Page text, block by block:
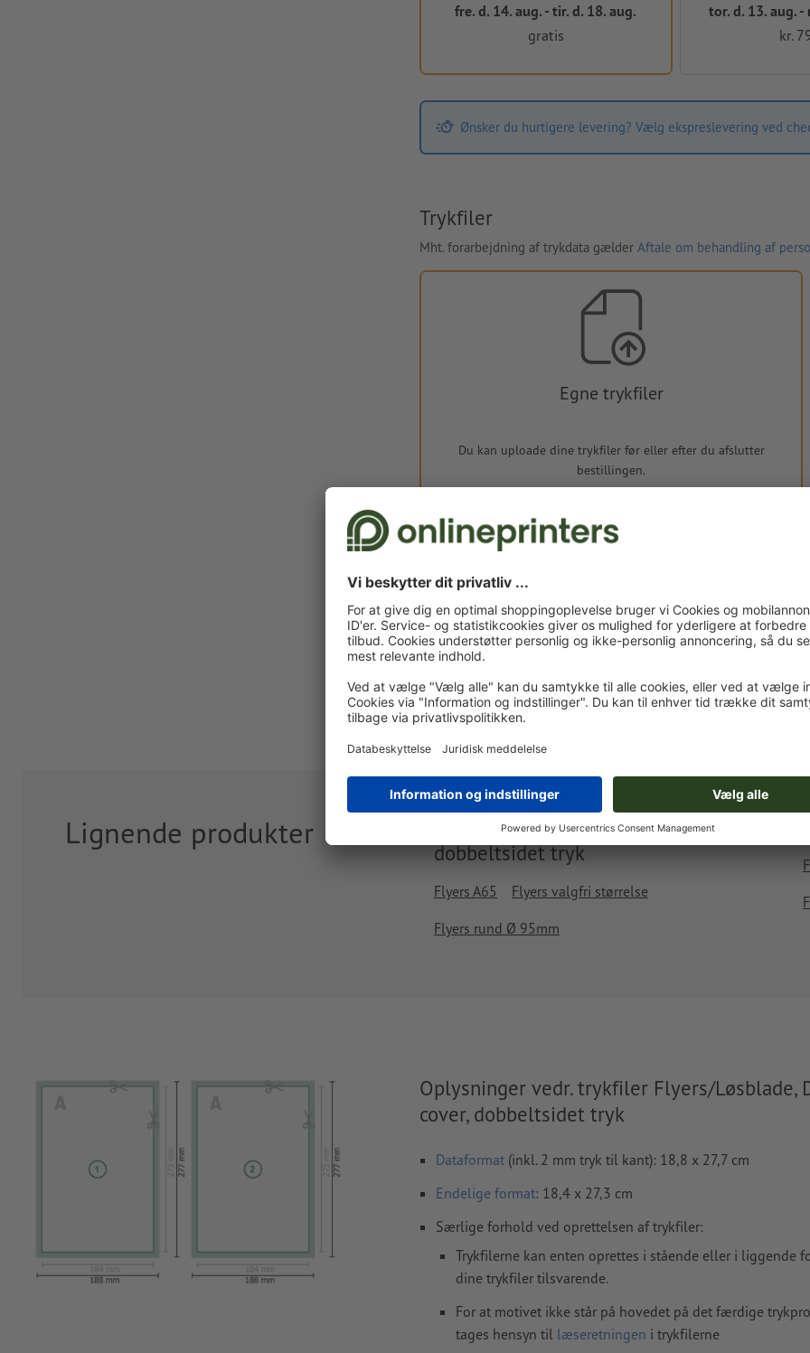
fre. d. 14. aug. - tir. d. 18. aug.
gratis
tor. d. 13. aug. -
kr.
Ønsker du hurtigere levering? Vælg ekspreslevering ved
Trykfiler
Mht. forarbejdning af trykdata gælder Aftale om behandling af
Egne trykfiler
Du kan uploade dine trykfiler før eller efter du afslutter
bestillingen.
Upload nu
ekskl. moms
kr. 550,35
inkl. 25
Leveres ca.:
Vægt: ca.1,63 kg
Lignende produkter
Flyers/Løsblade, DVD-cover,
dobbeltsidet tryk
Flyers A65 Flyers valgfri størrelse
Flyers rund Ø 95mm
Oplysninger vedr. trykfiler Flyers/Løsblade,
cover, dobbeltsidet tryk
Dataformat (inkl. 2 mm tryk til kant): 18,8 x 27,7 cm
Endelige format: 18,4 x 27,3 cm
Særlige forhold ved oprettelsen af trykfiler:
Trykfilerne kan enten oprettes i stående eller i liggende
dine trykfiler tilsvarende.
For at motivet ikke står på hovedet på det færdige
tages hensyn til læseretningen i trykfilerne